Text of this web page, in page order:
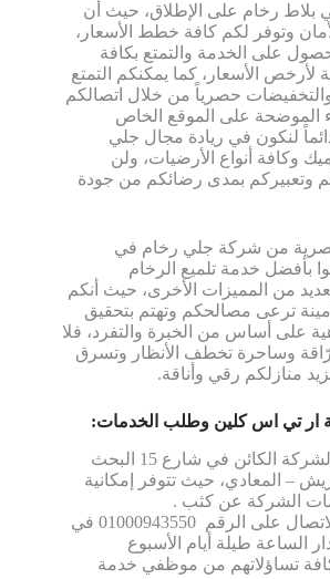
بلاط رخام على الإطلاق، حيث أن
وتوفر لكم كافة خطط الأسعار،
على الخدمة والتمتع بكافة
لأرخص الأسعار، كما يمكنكم التمتع
حصرياً من خلال اتصالكم
الموضحة على الموقع الخاص
لنكون في ريادة مجال جلي
وكافة أنواع الأرضيات، ولن
وتعبيركم بمدى رضائكم من جودة
من شركة جلي رخام في
بأفضل خدمة تلميع الرخام
من المميزات الأخرى، حيث أنكم
ترعى مصالحكم وتهتم بتحقيق
على أساس من الخبرة والتفرد، فلا
برّاقة وساحرة تخطف الأنظار وتسرق
منازلكم رقي وأناقة.
ار تي اس كلين وطلب الخدمات:
يمكن زيارة مقر الشركة الكائن في شارع 15 البحث
– المعادي، حيث تتوفر إمكانية
الشركة عن كثب .
يستطيع العملاء الاتصال على الرقم 01000943550 في
الساعة طيلة أيام الأسبوع
تساؤلاتهم من موظفي خدمة